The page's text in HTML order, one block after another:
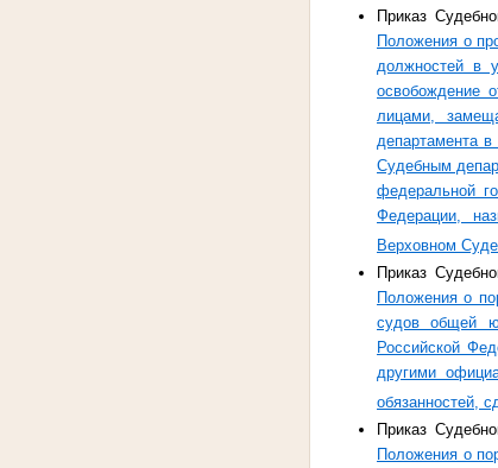
Приказ
Положения о
должностей в
освобождение
лицами,
департамента
Судебным
федеральной
Федерации,
Верховном
Приказ
Положения о
судов общей
Российской
другими
обязанностей,
Приказ
Положения о